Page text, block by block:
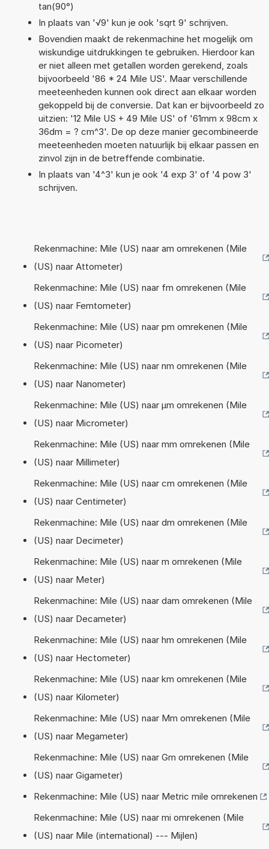
tan(90°)
In plaats van '√9' kun je ook 'sqrt 9' schrijven.
Bovendien maakt de rekenmachine het mogelijk om
wiskundige uitdrukkingen te gebruiken. Hierdoor kan
er niet alleen met getallen worden gerekend, zoals
bijvoorbeeld '86 * 24 Mile US'. Maar verschillende
meeteenheden kunnen ook direct aan elkaar worden
gekoppeld bij de conversie. Dat kan er bijvoorbeeld zo
uitzien: '12 Mile US + 49 Mile US' of '61mm x 98cm x
36dm = ? cm^3'. De op deze manier gecombineerde
meeteenheden moeten natuurlijk bij elkaar passen en
zinvol zijn in de betreffende combinatie.
In plaats van '4^3' kun je ook '4 exp 3' of '4 pow 3'
schrijven.
Rekenmachine: Mile (US) naar am omrekenen (Mile
(US) naar Attometer)
Rekenmachine: Mile (US) naar fm omrekenen (Mile
(US) naar Femtometer)
Rekenmachine: Mile (US) naar pm omrekenen (Mile
(US) naar Picometer)
Rekenmachine: Mile (US) naar nm omrekenen (Mile
(US) naar Nanometer)
Rekenmachine: Mile (US) naar µm omrekenen (Mile
(US) naar Micrometer)
Rekenmachine: Mile (US) naar mm omrekenen (Mile
(US) naar Millimeter)
Rekenmachine: Mile (US) naar cm omrekenen (Mile
(US) naar Centimeter)
Rekenmachine: Mile (US) naar dm omrekenen (Mile
(US) naar Decimeter)
Rekenmachine: Mile (US) naar m omrekenen (Mile
(US) naar Meter)
Rekenmachine: Mile (US) naar dam omrekenen (Mile
(US) naar Decameter)
Rekenmachine: Mile (US) naar hm omrekenen (Mile
(US) naar Hectometer)
Rekenmachine: Mile (US) naar km omrekenen (Mile
(US) naar Kilometer)
Rekenmachine: Mile (US) naar Mm omrekenen (Mile
(US) naar Megameter)
Rekenmachine: Mile (US) naar Gm omrekenen (Mile
(US) naar Gigameter)
Rekenmachine: Mile (US) naar Metric mile omrekenen
Rekenmachine: Mile (US) naar mi omrekenen (Mile
(US) naar Mile (international) --- Mijlen)